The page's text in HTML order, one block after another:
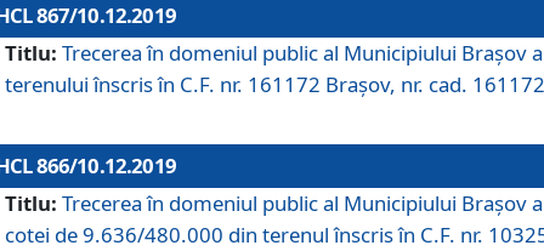
867/10.12.2019
Titlu: Trecerea în domeniul public al Municipiului Braşov a
terenului înscris în C.F. nr. 161172 Brașov, nr. cad.
866/10.12.2019
Titlu: Trecerea în domeniul public al Municipiului Braşov a
cotei de 9.636/480.000 din terenul înscris în C.F. nr.